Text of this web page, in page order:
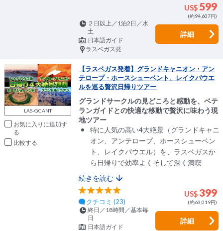
US$ 599
(約94,607円)
２日以上／1泊2日／水
土
日本語ガイド
ラスベガス発
詳細
LAS-GCANT
お気に入りに追加
比較
【ラスベガス発着】グランドキャニオン・アン
テロープ・ホースシューベント、レイクパウエ
ルを巡る贅沢日帰りツアー
グランドサークルの見どころと感動を、ベテ
ランガイドとの快適な移動で贅沢に味わう現
地ツアー
特に人気の高い4大絶景（グランドキャニ
オン、アンテロープ、ホースシューベン
ト、レイクパウエル）を、ラスベガスか
ら日帰りで効率よくそして深く満喫
続きを読む
US$399
(約63,019円)
クチコミ (23)
終日／18時間／基本毎
日
日本語ガイド
詳細